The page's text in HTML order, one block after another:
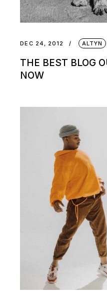
DEC 24, 2012 ALTYN
THE BEST BLOG
NOW